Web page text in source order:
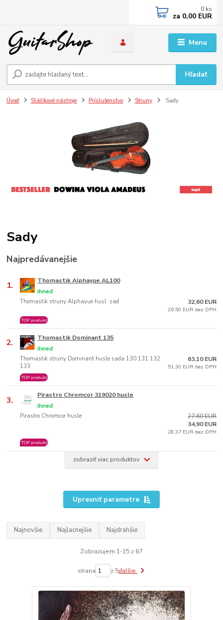
Menu
Hľadať
0 ks
za 0,00 EUR
Úvod Sláčikové nástroje Príslušenstvo Struny Sady
Sady
Najpredávanejšie
1. Thomastik Alphayue AL100
Thomastik struny Alphayue husl. sad
ihneď
TOP produkt
32,60 EUR
26,50 EUR bez DPH
2. Thomastik Dominant 135
Thomastik struny Dominant husle sada 130 131 132
133
ihneď
TOP produkt
63,10 EUR
51,30 EUR bez DPH
3. Pirastro Chromcor 319020 husle
Pirastro Chromcor husle
ihneď
TOP produkt
27,60 EUR
34,90 EUR
28,37 EUR bez DPH
zobraziť viac produktov
Upresniť parametre
Najnovšie Najlacnejšie Najdrahšie
Zobrazujem 1-15 z 67
strana z 5ďalšie